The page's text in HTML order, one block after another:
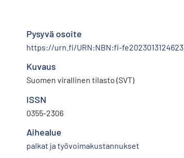
Pysyvä osoite
https://urn.fi/URN:NBN:fi-fe2023013124623
Kuvaus
Suomen virallinen tilasto (SVT)
ISSN
0355-2306
Aihealue
palkat ja työvoimakustannukset